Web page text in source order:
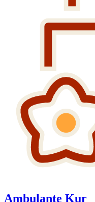
Ambulante Kur